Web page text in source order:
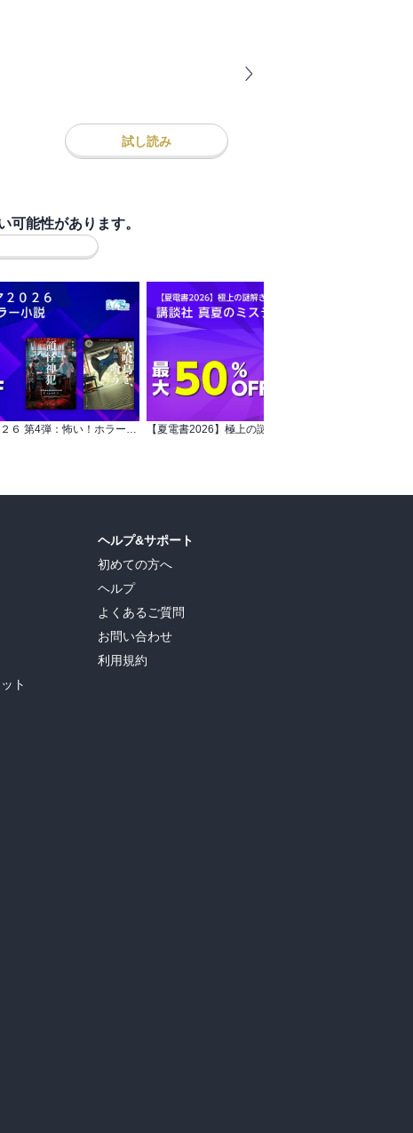
試し読み
可能性があります。
角川文庫 夏フェア２０２６ 第4弾：怖い！ホラー小説
ト
ヘルプ&サポート
初めての方へ
ヘルプ
よくあるご質問
お問い合わせ
利用規約